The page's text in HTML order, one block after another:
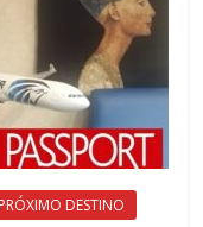
PRÓXIMO DESTINO